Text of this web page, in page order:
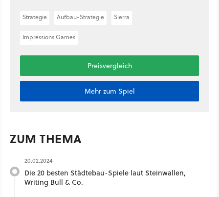
Strategie Aufbau-Strategie Sierra
Impressions Games
Preisvergleich
Mehr zum Spiel
ZUM THEMA
20.02.2024
Die 20 besten Städtebau-Spiele laut Steinwallen,
Writing Bull & Co.